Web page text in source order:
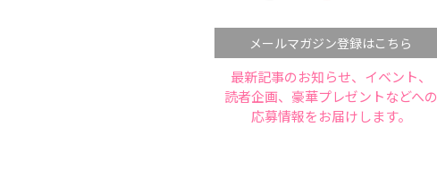
メールマガジン登録はこちら
最新記事のお知らせ、イベント、
読者企画、豪華プレゼントなどへの
応募情報をお届けします。